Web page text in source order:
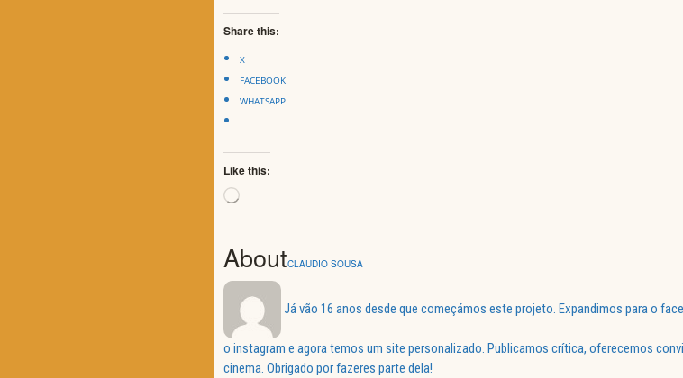
Share this:
X
FACEBOOK
WHATSAPP
Like this:
Loading…
AboutCLAUDIO SOUSA
Já vão 16 anos desde que começámos este projeto. Expandimos para o
o instagram e agora temos um site personalizado. Publicamos crítica, oferecemos
cinema. Obrigado por fazeres parte dela!